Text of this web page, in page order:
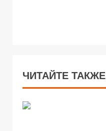
ЧИТАЙТЕ ТАКЖЕ